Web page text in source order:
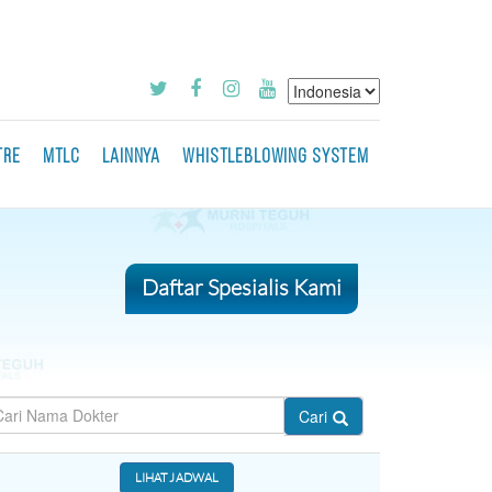
MTLC LAINNYA WHISTLEBLOWING SYSTEM
Daftar Spesialis Kami
Cari
LIHAT JADWAL